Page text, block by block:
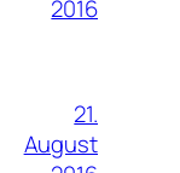
2016
21.
August